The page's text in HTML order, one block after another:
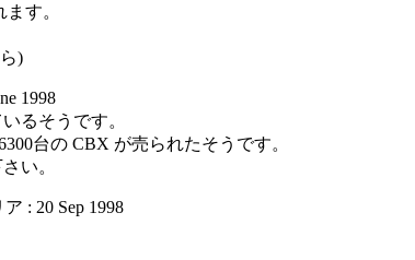
す。
)
1998
るそうです。
台の CBX が売られたそうです。
い。
: 20 Sep 1998